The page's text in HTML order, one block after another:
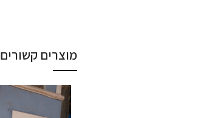
מוצרים קשורים